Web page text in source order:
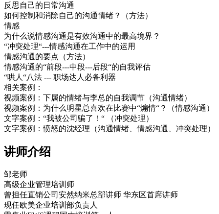
反思自己的日常沟通
如何控制和消除自己的沟通情绪？（方法）
情感
为什么说情感沟通是有效沟通中的最高境界？
“冲突处理“---情感沟通在工作中的运用
情感沟通的要点（方法）
情感沟通的“前段---中段---后段“的自我评估
“哄人“八法 --- 职场达人必备利器
相关案例：
视频案例：下属的情绪与李总的自我调节（沟通情绪）
视频案例：为什么明星总喜欢在比赛中“煽情“？（情感沟通）
文字案例：“我被公司骗了！“ （冲突处理）
文字案例：愤怒的沈经理（沟通情绪、情感沟通、冲突处理）
讲师介绍
邹老师
高级企业管理培训师
曾担任直销公司安然纳米总部讲师 华东区首席讲师
现任欧美企业培训部负责人